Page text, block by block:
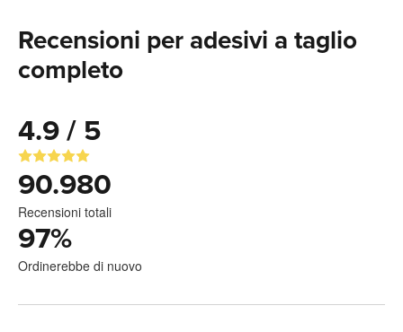
Recensioni per adesivi a taglio
completo
4.9 / 5
90.980
Recensioni totali
97%
Ordinerebbe di nuovo